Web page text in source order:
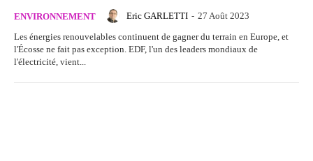
ENVIRONNEMENT Eric GARLETTI - 27 Août 2023
Les énergies renouvelables continuent de gagner du terrain en Europe, et
l'Écosse ne fait pas exception. EDF, l'un des leaders mondiaux de
l'électricité, vient...